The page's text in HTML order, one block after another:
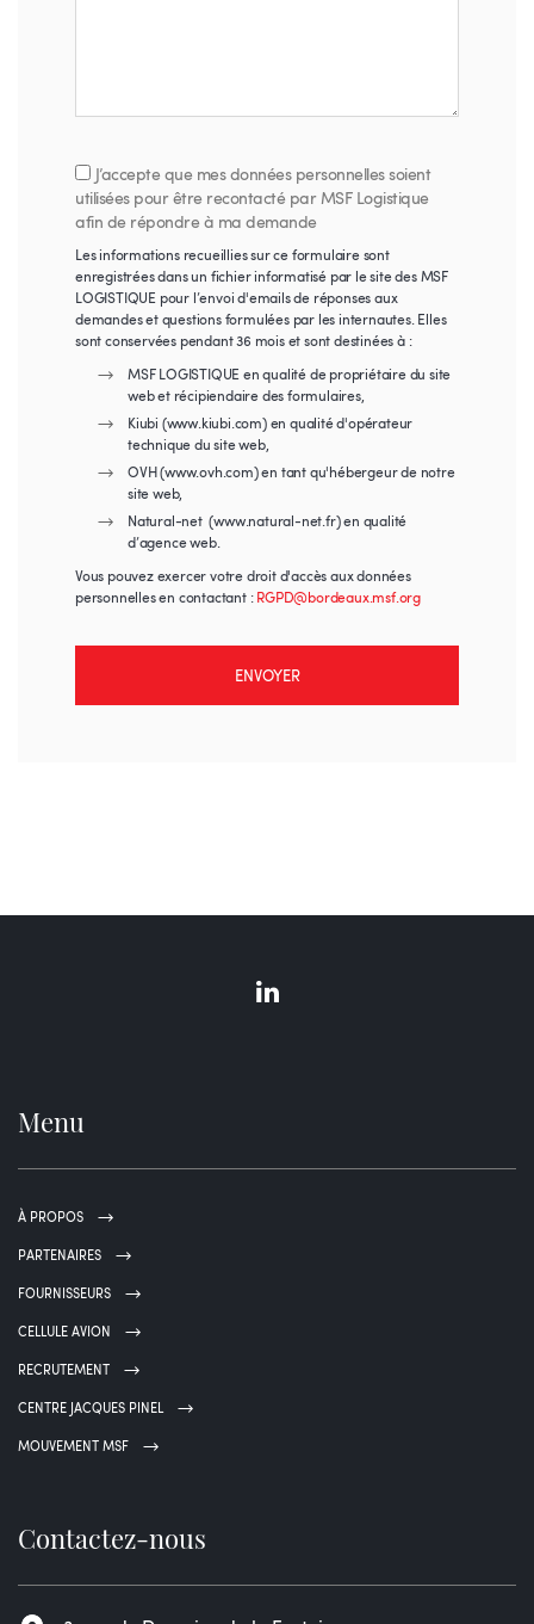
J’accepte que mes données personnelles soient
utilisées pour être recontacté par MSF Logistique
afin de répondre à ma demande
Les informations recueillies sur ce formulaire sont
enregistrées dans un fichier informatisé par le site des MSF
LOGISTIQUE pour l’envoi d'emails de réponses aux
demandes et questions formulées par les internautes. Elles
sont conservées pendant 36 mois et sont destinées à :
MSF LOGISTIQUE en qualité de propriétaire du site
web et récipiendaire des formulaires,
Kiubi (www.kiubi.com) en qualité d'opérateur
technique du site web,
OVH (www.ovh.com) en tant qu'hébergeur de notre
site web,
Natural-net (www.natural-net.fr) en qualité
d’agence web.
Vous pouvez exercer votre droit d'accès aux données
personnelles en contactant : RGPD@bordeaux.msf.org
ENVOYER
Menu
À PROPOS
PARTENAIRES
FOURNISSEURS
CELLULE AVION
RECRUTEMENT
CENTRE JACQUES PINEL
MOUVEMENT MSF
Contactez-nous